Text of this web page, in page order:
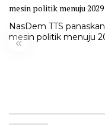
«
NasDem TTS panaskan
mesin politik menuju